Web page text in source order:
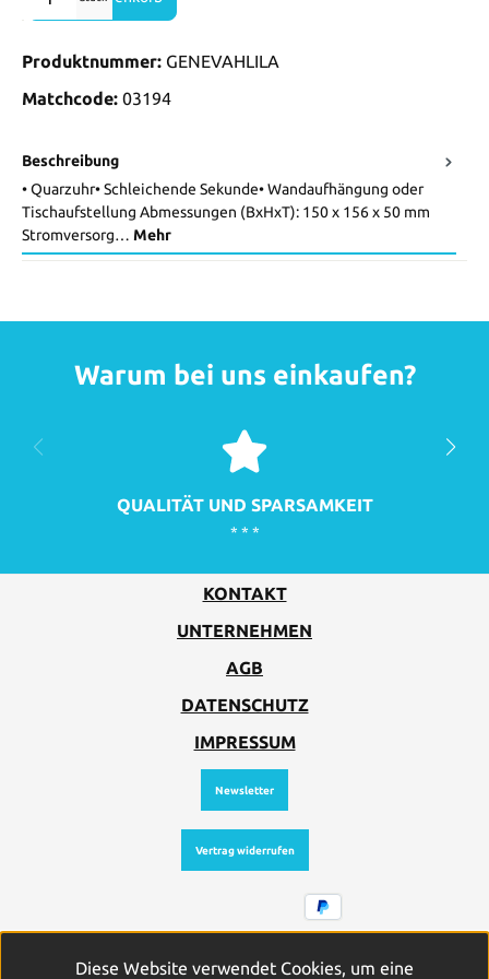
Produktnummer: GENEVAHLILA
Matchcode: 03194
Beschreibung
• Quarzuhr• Schleichende Sekunde• Wandaufhängung oder
Tischaufstellung Abmessungen (BxHxT): 150 x 156 x 50 mm
Stromversorg… Mehr
Warum bei uns einkaufen?
QUALITÄT UND SPARSAMKEIT
* * *
KONTAKT
UNTERNEHMEN
AGB
DATENSCHUTZ
IMPRESSUM
Newsletter
Vertrag widerrufen
Alle Preise inkl. gesetzl. Mehrwertsteuer zzgl.
Diese Website verwendet Cookies, um eine